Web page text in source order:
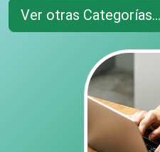
Ver otras Categorías...